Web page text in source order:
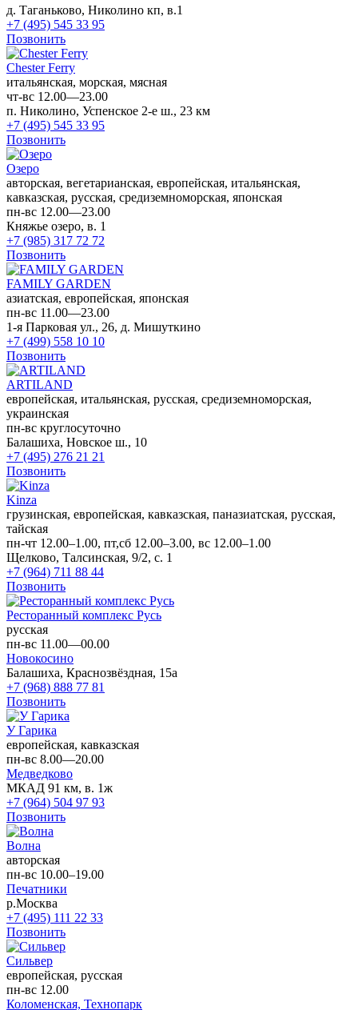
д. Таганьково, Николино кп, в.1
+7 (495) 545 33 95
Позвонить
Chester Ferry
итальянская, морская, мясная
чт-вс 12.00—23.00
п. Николино, Успенское 2-е ш., 23 км
+7 (495) 545 33 95
Позвонить
Озеро
авторская, вегетарианская, европейская, итальянская,
кавказская, русская, средиземноморская, японская
пн-вс 12.00—23.00
Княжье озеро, в. 1
+7 (985) 317 72 72
Позвонить
FAMILY GARDEN
азиатская, европейская, японская
пн-вс 11.00—23.00
1-я Парковая ул., 26, д. Мишуткино
+7 (499) 558 10 10
Позвонить
ARTILAND
европейская, итальянская, русская, средиземноморская,
украинская
пн-вс круглосуточно
Балашиха, Новское ш., 10
+7 (495) 276 21 21
Позвонить
Kinza
грузинская, европейская, кавказская, паназиатская, русская,
тайская
пн-чт 12.00–1.00, пт,сб 12.00–3.00, вс 12.00–1.00
Щелково, Талсинская, 9/2, с. 1
+7 (964) 711 88 44
Позвонить
Ресторанный комплекс Русь
русская
пн-вс 11.00—00.00
Новокосино
Балашиха, Краснозвёздная, 15а
+7 (968) 888 77 81
Позвонить
У Гарика
европейская, кавказская
пн-вс 8.00—20.00
Медведково
МКАД 91 км, в. 1ж
+7 (964) 504 97 93
Позвонить
Волна
авторская
пн-вс 10.00–19.00
Печатники
р.Москва
+7 (495) 111 22 33
Позвонить
Сильвер
европейская, русская
пн-вс 12.00
Коломенская, Технопарк